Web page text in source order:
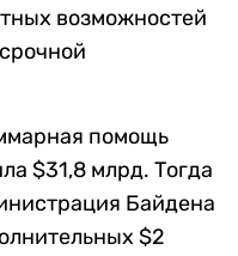
возможностей
помощь
$31,8 млрд. Тогда
Байдена
$2